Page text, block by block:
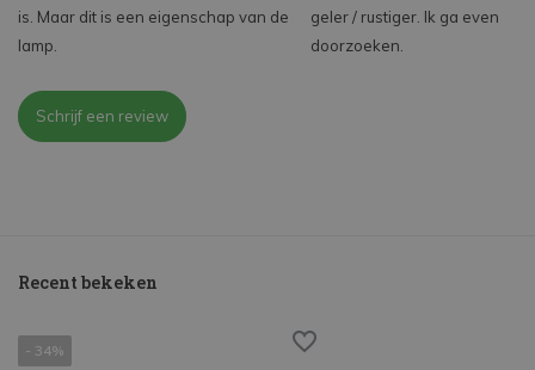
is. Maar dit is een eigenschap van de
lamp.
geler / rustiger. Ik ga even
doorzoeken.
Schrijf een review
Recent bekeken
- 34%